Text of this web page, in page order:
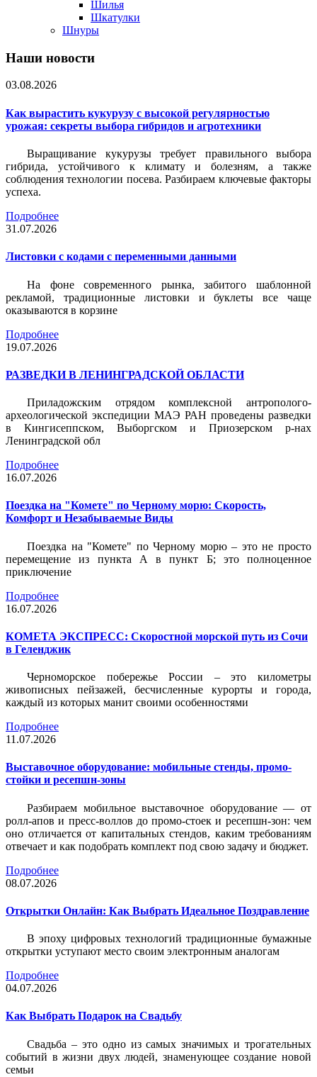
Шилья
Шкатулки
Шнуры
Наши новости
03.08.2026
Как вырастить кукурузу с высокой регулярностью
урожая: секреты выбора гибридов и агротехники
Выращивание кукурузы требует правильного выбора
гибрида, устойчивого к климату и болезням, а также
соблюдения технологии посева. Разбираем ключевые факторы
успеха.
Подробнее
31.07.2026
Листовки c кодами с переменными данными
На фоне современного рынка, забитого шаблонной
рекламой, традиционные листовки и буклеты все чаще
оказываются в корзине
Подробнее
19.07.2026
РАЗВЕДКИ В ЛЕНИНГРАДСКОЙ ОБЛАСТИ
Приладожским отрядом комплексной антрополого-
археологической экспедиции МАЭ РАН проведены разведки
в Кингисеппском, Выборгском и Приозерском р-нах
Ленинградской обл
Подробнее
16.07.2026
Поездка на "Комете" по Черному морю: Скорость,
Комфорт и Незабываемые Виды
Поездка на "Комете" по Черному морю – это не просто
перемещение из пункта А в пункт Б; это полноценное
приключение
Подробнее
16.07.2026
КОМЕТА ЭКСПРЕСС: Скоростной морской путь из Сочи
в Геленджик
Черноморское побережье России – это километры
живописных пейзажей, бесчисленные курорты и города,
каждый из которых манит своими особенностями
Подробнее
11.07.2026
Выставочное оборудование: мобильные стенды, промо-
стойки и ресепшн-зоны
Разбираем мобильное выставочное оборудование — от
ролл-апов и пресс-воллов до промо-стоек и ресепшн-зон: чем
оно отличается от капитальных стендов, каким требованиям
отвечает и как подобрать комплект под свою задачу и бюджет.
Подробнее
08.07.2026
Открытки Онлайн: Как Выбрать Идеальное Поздравление
В эпоху цифровых технологий традиционные бумажные
открытки уступают место своим электронным аналогам
Подробнее
04.07.2026
Как Выбрать Подарок на Свадьбу
Свадьба – это одно из самых значимых и трогательных
событий в жизни двух людей, знаменующее создание новой
семьи